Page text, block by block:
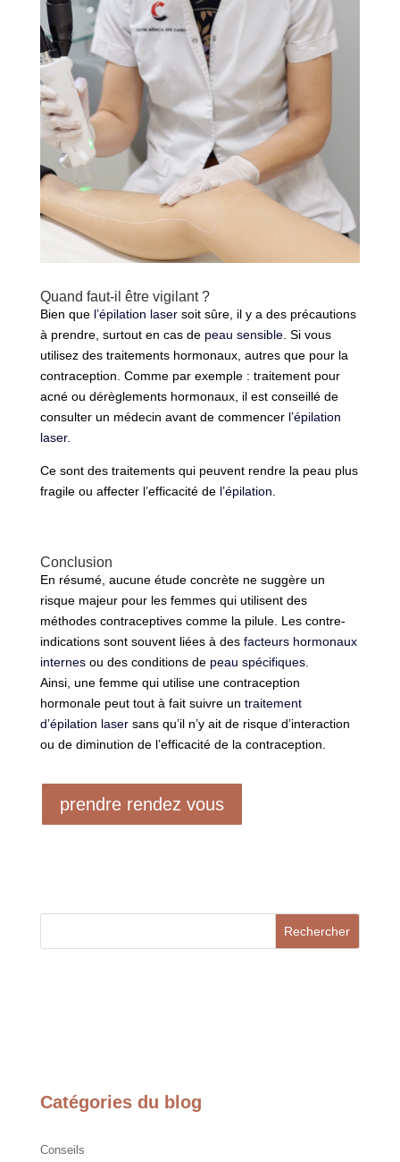
Quand faut-il être vigilant ?
Bien que l’épilation lasersoit sûre, il y a des précautions
à prendre, surtout en cas de peau sensible. Si vous
utilisez des traitements hormonaux, autres que pour la
contraception. Comme par exemple : traitement pour
acné ou dérèglements hormonaux, il est conseillé de
consulter un médecin avant de commencer l’épilation
laser.
Ce sont des traitements qui peuvent rendre la peau plus
fragile ou affecter l’efficacité de l’épilation
Conclusion
En résumé, aucune étude concrète ne suggère un
risque majeur pour les femmes qui utilisent des
méthodes contraceptives comme la pilule. Les contre-
indications sont souvent liées à des facteurs hormonaux
internesou des conditions de peau spécifiques.
Ainsi, une femme qui utilise une contraception
hormonale peut tout à fait suivre un traitement
d’épilation lasersans qu’il n’y ait de risque d’interaction
ou de diminution de l’efficacité de la contraception.
prendre rendez vous
Rechercher
Catégories du blog
Conseils